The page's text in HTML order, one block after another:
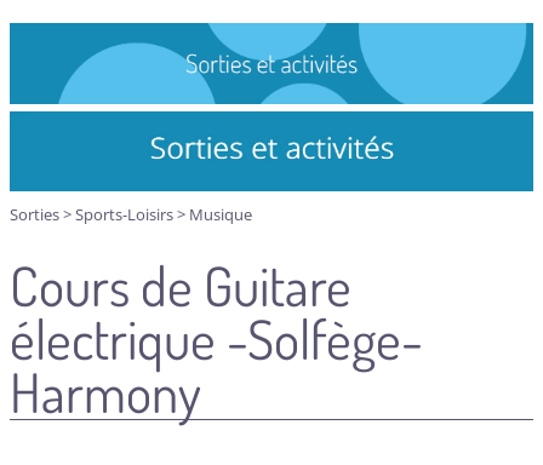
Sorties>Sports-Loisirs> Musique
Cours de Guitare
électrique -Solfège-
Harmony